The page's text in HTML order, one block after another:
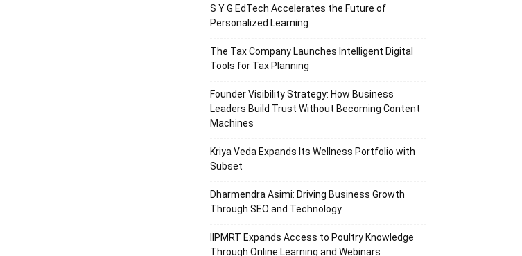
S Y G EdTech Accelerates the Future of
Personalized Learning
The Tax Company Launches Intelligent Digital
Tools for Tax Planning
Founder Visibility Strategy: How Business
Leaders Build Trust Without Becoming Content
Machines
Kriya Veda Expands Its Wellness Portfolio with
Subset
Dharmendra Asimi: Driving Business Growth
Through SEO and Technology
IIPMRT Expands Access to Poultry Knowledge
Through Online Learning and Webinars